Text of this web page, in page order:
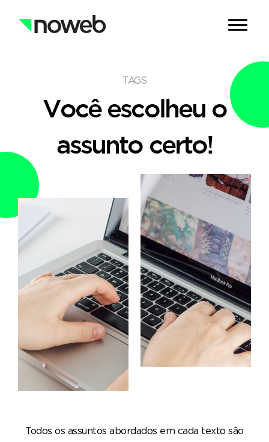
TAGS
Você escolheu o
assunto certo!
Todos os assuntos abordados em cada texto são